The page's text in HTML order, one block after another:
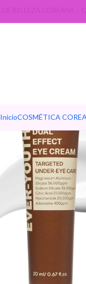
InicioCOSMÉTICA